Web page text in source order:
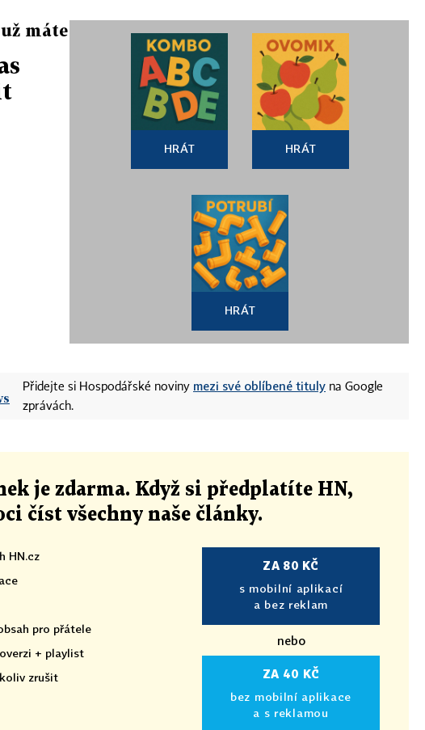
máte
HRÁT HRÁT
HRÁT
Přidejte si Hospodářské noviny mezi své oblíbené tituly na Google
zprávách.
je zdarma. Když si předplatíte HN,
číst všechny naše články.
HN.cz
pro přátele
+ playlist
zrušit
ZA 80 KČ
s mobilní aplikací
a bez reklam
nebo
ZA 40 KČ
bez mobilní aplikace
a s reklamou